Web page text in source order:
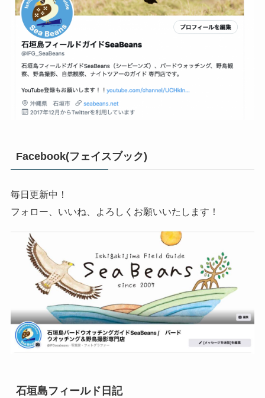
Facebook(フェイスブック)
毎日更新中！
フォロー、いいね、よろしくお願いいたします！
石垣島フィールド日記